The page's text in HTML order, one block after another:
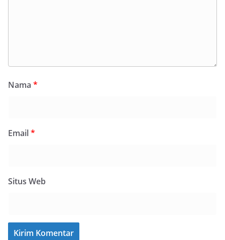
Nama *
Email*
Situs Web